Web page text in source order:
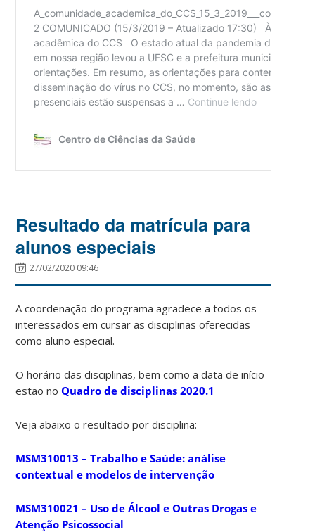
Resultado da matrícula para
alunos especiais
27/02/2020 09:46
A coordenação do programa agradece a todos os
interessados em cursar as disciplinas oferecidas
como aluno especial.
O horário das disciplinas, bem como a data de início
estão noQuadro de disciplinas 2020.1
Veja abaixo o resultado por disciplina:
MSM310013 – Trabalho e Saúde: análise
contextual e modelos de intervenção
MSM310021 – Uso de Álcool e Outras Drogas e
Atenção Psicossocial